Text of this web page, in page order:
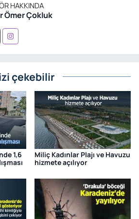
HAKKINDA
Ömer Çokluk
çekebilir
1,6
Miliç Kadınlar Plajı ve Havuzu
hizmete açılıyor